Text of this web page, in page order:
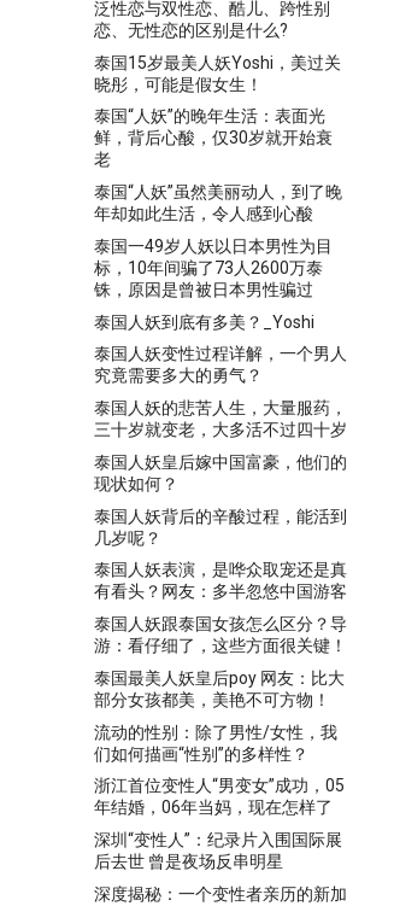
泛性恋与双性恋、酷儿、跨性别
恋、无性恋的区别是什么?
泰国15岁最美人妖Yoshi，美过关
晓彤，可能是假女生！
泰国“人妖”的晚年生活：表面光
鲜，背后心酸，仅30岁就开始衰
老
泰国“人妖”虽然美丽动人，到了晚
年却如此生活，令人感到心酸
泰国一49岁人妖以日本男性为目
标，10年间骗了73人2600万泰
铢，原因是曾被日本男性骗过
泰国人妖到底有多美？_Yoshi
泰国人妖变性过程详解，一个男人
究竟需要多大的勇气？
泰国人妖的悲苦人生，大量服药，
三十岁就变老，大多活不过四十岁
泰国人妖皇后嫁中国富豪，他们的
现状如何？
泰国人妖背后的辛酸过程，能活到
几岁呢？
泰国人妖表演，是哗众取宠还是真
有看头？网友：多半忽悠中国游客
泰国人妖跟泰国女孩怎么区分？导
游：看仔细了，这些方面很关键！
泰国最美人妖皇后poy 网友：比大
部分女孩都美，美艳不可方物！
流动的性别：除了男性/女性，我
们如何描画“性别”的多样性？
浙江首位变性人“男变女”成功，05
年结婚，06年当妈，现在怎样了
深圳“变性人”：纪录片入围国际展
后去世 曾是夜场反串明星
深度揭秘：一个变性者亲历的新加